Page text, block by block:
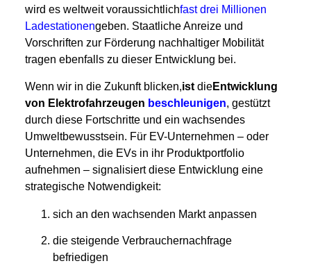
wird es weltweit voraussichtlichfast drei Millionen
Ladestationengeben. Staatliche Anreize und
Vorschriften zur Förderung nachhaltiger Mobilität
tragen ebenfalls zu dieser Entwicklung bei.
Wenn wir in die Zukunft blicken,ist dieEntwicklung
von Elektrofahrzeugen beschleunigen, gestützt
durch diese Fortschritte und ein wachsendes
Umweltbewusstsein. Für EV-Unternehmen – oder
Unternehmen, die EVs in ihr Produktportfolio
aufnehmen – signalisiert diese Entwicklung eine
strategische Notwendigkeit:
sich an den wachsenden Markt anpassen
die steigende Verbrauchernachfrage
befriedigen